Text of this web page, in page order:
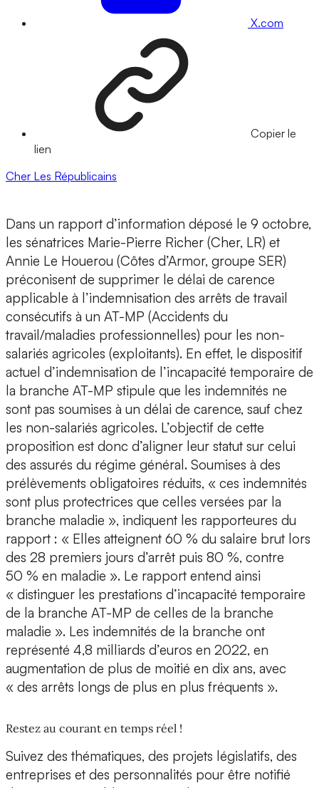
X.com
Copier le
lien
Cher Les Républicains
Dans un rapport d’information déposé le 9 octobre,
les sénatrices Marie-Pierre Richer (Cher, LR) et
Annie Le Houerou (Côtes d’Armor, groupe SER)
préconisent de supprimer le délai de carence
applicable à l’indemnisation des arrêts de travail
consécutifs à un AT-MP (Accidents du
travail/maladies professionnelles) pour les non-
salariés agricoles (exploitants). En effet, le dispositif
actuel d’indemnisation de l’incapacité temporaire de
la branche AT-MP stipule que les indemnités ne
sont pas soumises à un délai de carence, sauf chez
les non-salariés agricoles. L’objectif de cette
proposition est donc d’aligner leur statut sur celui
des assurés du régime général. Soumises à des
prélèvements obligatoires réduits, « ces indemnités
sont plus protectrices que celles versées par la
branche maladie », indiquent les rapporteures du
rapport : « Elles atteignent 60 % du salaire brut lors
des 28 premiers jours d’arrêt puis 80 %, contre
50 % en maladie ». Le rapport entend ainsi
« distinguer les prestations d’incapacité temporaire
de la branche AT-MP de celles de la branche
maladie ». Les indemnités de la branche ont
représenté 4,8 milliards d’euros en 2022, en
augmentation de plus de moitié en dix ans, avec
« des arrêts longs de plus en plus fréquents ».
Restez au courant en temps réel !
Suivez des thématiques, des projets législatifs, des
entreprises et des personnalités pour être notifié